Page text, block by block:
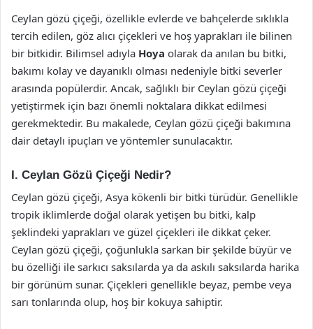
Ceylan gözü çiçeği, özellikle evlerde ve bahçelerde sıklıkla
tercih edilen, göz alıcı çiçekleri ve hoş yaprakları ile bilinen
bir bitkidir. Bilimsel adıyla Hoya olarak da anılan bu bitki,
bakımı kolay ve dayanıklı olması nedeniyle bitki severler
arasında popülerdir. Ancak, sağlıklı bir Ceylan gözü çiçeği
yetiştirmek için bazı önemli noktalara dikkat edilmesi
gerekmektedir. Bu makalede, Ceylan gözü çiçeği bakımına
dair detaylı ipuçları ve yöntemler sunulacaktır.
I. Ceylan Gözü Çiçeği Nedir?
Ceylan gözü çiçeği, Asya kökenli bir bitki türüdür. Genellikle
tropik iklimlerde doğal olarak yetişen bu bitki, kalp
şeklindeki yaprakları ve güzel çiçekleri ile dikkat çeker.
Ceylan gözü çiçeği, çoğunlukla sarkan bir şekilde büyür ve
bu özelliği ile sarkıcı saksılarda ya da askılı saksılarda harika
bir görünüm sunar. Çiçekleri genellikle beyaz, pembe veya
sarı tonlarında olup, hoş bir kokuya sahiptir.